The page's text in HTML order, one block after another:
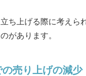
ち上げる際に考えら
があります。
売り上げの減少